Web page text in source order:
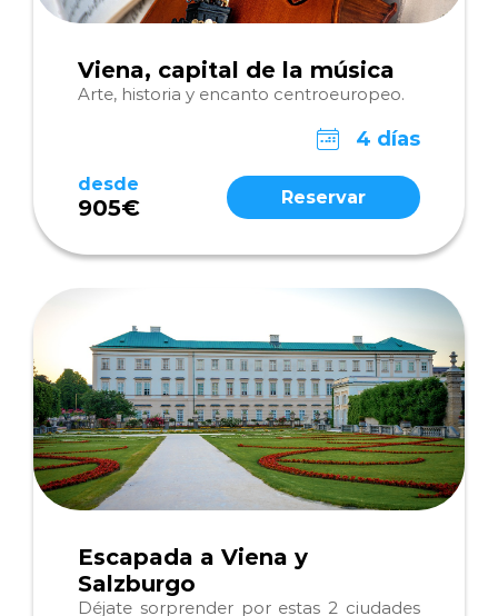
Viena, capital de la música
Arte, historia y encanto centroeuropeo.
4 días
desde
905€ Reservar
Escapada a Viena y
Salzburgo
Déjate sorprender por estas 2 ciudades